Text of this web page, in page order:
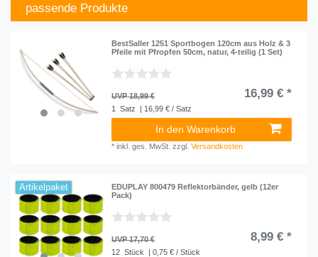
passende Produkte
BestSaller 1251 Sportbogen 120cm aus Holz & 3
Pfeile mit Pfropfen 50cm, natur, 4-teilig (1 Set)
UVP 18,99 € 16,99 € *
1 Satz | 16,99 € / Satz
In den Warenkorb
*inkl. ges. MwSt. zzgl.Versandkosten
Artikelpaket
EDUPLAY 800479 Reflektorbänder, gelb (12er
Pack)
UVP 17,70 € 8,99 € *
12 Stück | 0,75 € / Stück